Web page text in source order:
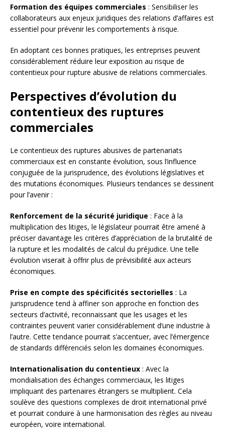
Formation des équipes commerciales : Sensibiliser les
collaborateurs aux enjeux juridiques des relations d’affaires est
essentiel pour prévenir les comportements à risque.
En adoptant ces bonnes pratiques, les entreprises peuvent
considérablement réduire leur exposition au risque de
contentieux pour rupture abusive de relations commerciales.
Perspectives d’évolution du
contentieux des ruptures
commerciales
Le contentieux des ruptures abusives de partenariats
commerciaux est en constante évolution, sous l’influence
conjuguée de la jurisprudence, des évolutions législatives et
des mutations économiques. Plusieurs tendances se dessinent
pour l’avenir :
Renforcement de la sécurité juridique : Face à la
multiplication des litiges, le législateur pourrait être amené à
préciser davantage les critères d’appréciation de la brutalité de
la rupture et les modalités de calcul du préjudice. Une telle
évolution viserait à offrir plus de prévisibilité aux acteurs
économiques.
Prise en compte des spécificités sectorielles : La
jurisprudence tend à affiner son approche en fonction des
secteurs d’activité, reconnaissant que les usages et les
contraintes peuvent varier considérablement d’une industrie à
l’autre. Cette tendance pourrait s’accentuer, avec l’émergence
de standards différenciés selon les domaines économiques.
Internationalisation du contentieux : Avec la
mondialisation des échanges commerciaux, les litiges
impliquant des partenaires étrangers se multiplient. Cela
soulève des questions complexes de droit international privé
et pourrait conduire à une harmonisation des règles au niveau
européen, voire international.